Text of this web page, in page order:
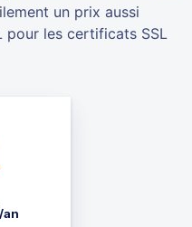
un prix aussi
pour les certificats SSL
/an